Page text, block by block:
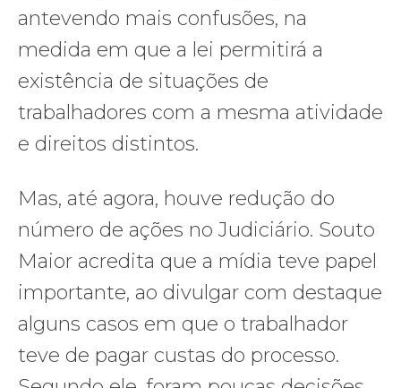
antevendo mais confusões, na
medida em que a lei permitirá a
existência de situações de
trabalhadores com a mesma atividade
e direitos distintos.
Mas, até agora, houve redução do
número de ações no Judiciário. Souto
Maior acredita que a mídia teve papel
importante, ao divulgar com destaque
alguns casos em que o trabalhador
teve de pagar custas do processo.